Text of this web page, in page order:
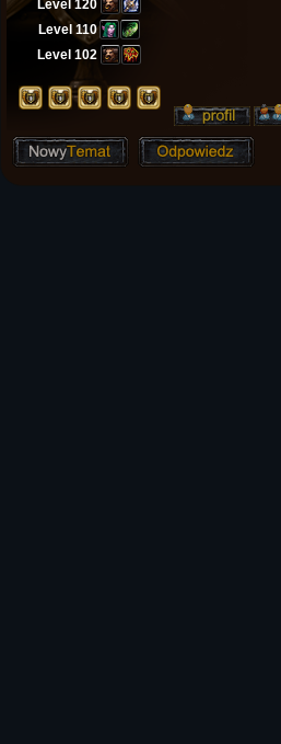
Level 120
Level 110
Level 102